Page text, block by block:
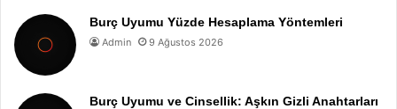
Burç Uyumu Yüzde Hesaplama Yöntemleri
Admin 9 Ağustos 2026
Burç Uyumu ve Cinsellik: Aşkın Gizli Anahtarları